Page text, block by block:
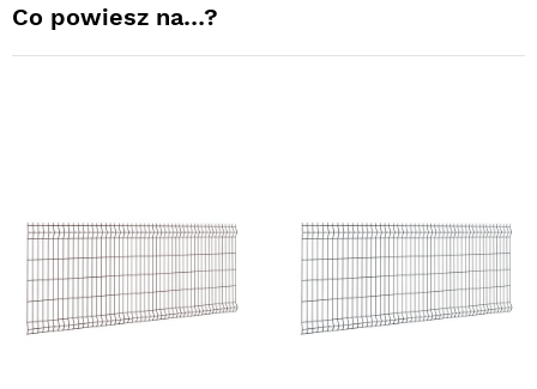
Co powiesz na…?